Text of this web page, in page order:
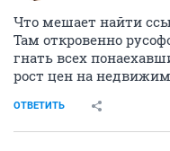
Что мешает найти
Там откровенно
гнать всех
рост цен на
ОТВЕТИТЬ